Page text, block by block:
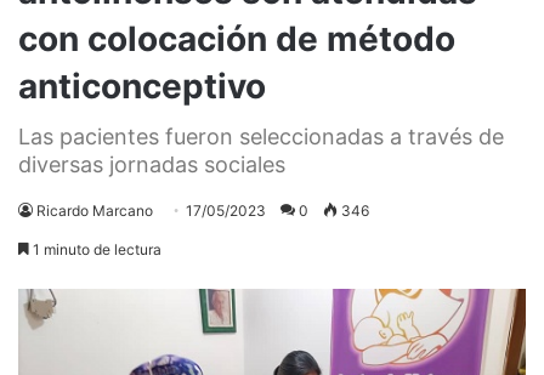
con colocación de método
anticonceptivo
Las pacientes fueron seleccionadas a través de
diversas jornadas sociales
Ricardo Marcano 17/05/2023 0 346
1 minuto de lectura